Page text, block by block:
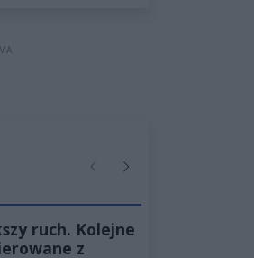
PoprzednieNastępne
ruch. Kolejne
z